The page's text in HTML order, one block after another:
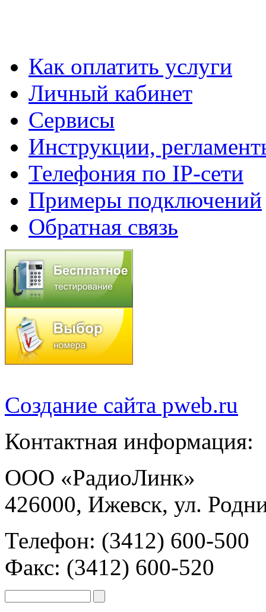
Как оплатить услуги
Личный кабинет
Cервисы
Инструкции,
Телефония по IP-сети
Примеры подключений
Обратная связь
Создание сайта pweb.ru
Контактная информация:
ООО «РадиоЛинк»
426000, Ижевск, ул.
Телефон: (3412) 600-500
Факс: (3412) 600-520